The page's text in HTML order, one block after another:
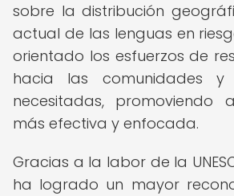
sobre la distribución
actual de las lenguas en
orientado los esfuerzos de
hacia las comunidades y
necesitadas, promoviendo
más efectiva y enfocada.
Gracias a la labor de la
ha logrado un mayor